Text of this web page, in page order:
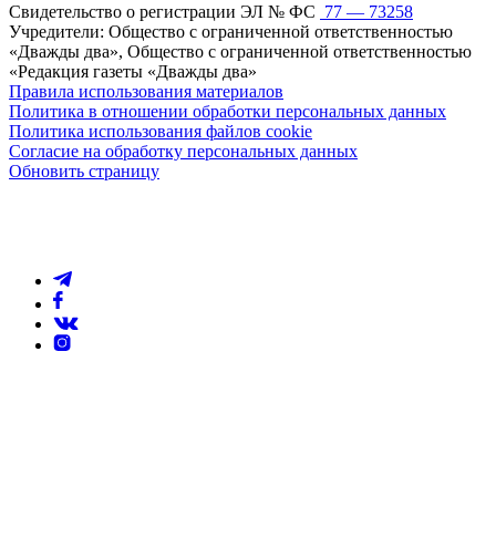
Свидетельство о регистрации ЭЛ № ФС 77 — 73258
Учредители: Общество с ограниченной ответственностью
«Дважды два», Общество с ограниченной ответственностью
«Редакция газеты «Дважды два»
Правила использования материалов
Политика в отношении обработки персональных данных
Политика использования файлов cookie
Согласие на обработку персональных данных
Обновить страницу